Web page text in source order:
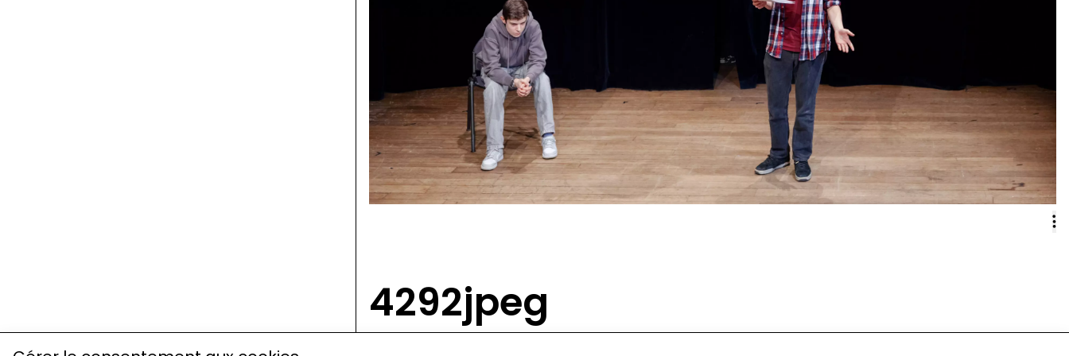
4292jpeg